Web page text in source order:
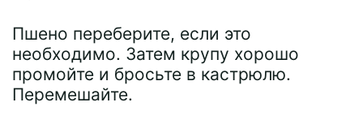
Пшено переберите, если это
необходимо. Затем крупу хорошо
промойте и бросьте в кастрюлю.
Перемешайте.